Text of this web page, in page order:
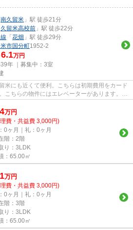
南久留米 」駅 徒歩21分
久留米高校前 」駅 徒歩22分
「花畑 」駅 徒歩29分
市国分町1952-2
6.1万円
年 ｜募集中： 3室
米にも近くて便利。こちらは初期費用をカード
こちらの物件にはエレベーターがあります。安
万円
費・共益費 3,000円)
0ヶ月｜礼：0ヶ月
階：2階
り：3LDK
：65.00㎡
万円
費・共益費 3,000円)
0ヶ月｜礼：0ヶ月
階：3階
り：3LDK
：65.00㎡